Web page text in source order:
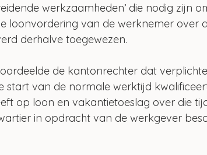
werkzaamheden’ die nodig zijn
loonvordering van de werknemer over
derhalve toegewezen.
de kantonrechter dat
start van de normale werktijd
op loon en vakantietoeslag over die
in opdracht van de werkgever